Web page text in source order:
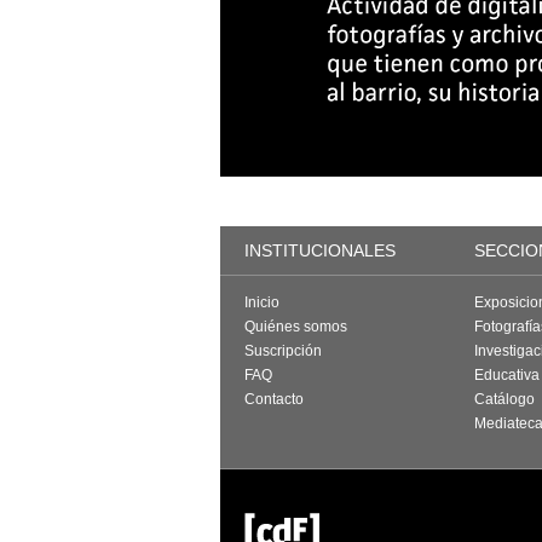
INSTITUCIONALES
Inicio
Quiénes somos
Suscripción
FAQ
Contacto
Educativa
Catálogo
Mediateca